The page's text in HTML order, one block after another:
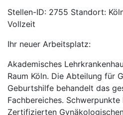
Stellen-ID: 2755 Standort:
Vollzeit
Ihr neuer Arbeitsplatz:
Akademisches
Raum Köln. Die Abteilung für
Geburtshilfe behandelt das
Fachbereiches.
Zertifizierten